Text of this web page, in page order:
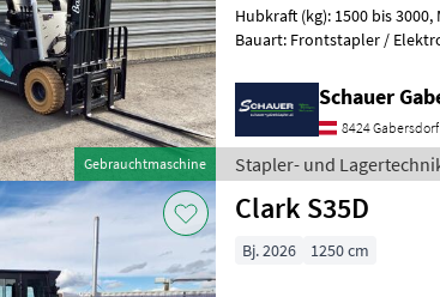
Gebrauchtmaschine
Hubkraft (kg): 1500 bis
Bauart: Frontstapler / Elektro 4 Rad-
Schauer
8424 Gabersdorf
Stapler- und
Clark S35D
Bj. 2026 1250 cm